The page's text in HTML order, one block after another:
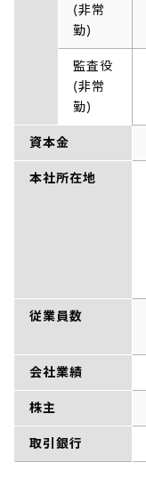
(非常
勤)
監査役
(非常
勤)
資本金
本社所在地
従業員数
会社業績
株主
取引銀行